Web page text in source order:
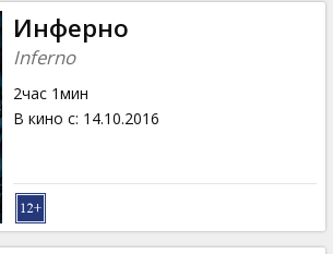
Инферно
Inferno
2час 1мин
В кино с: 14.10.2016